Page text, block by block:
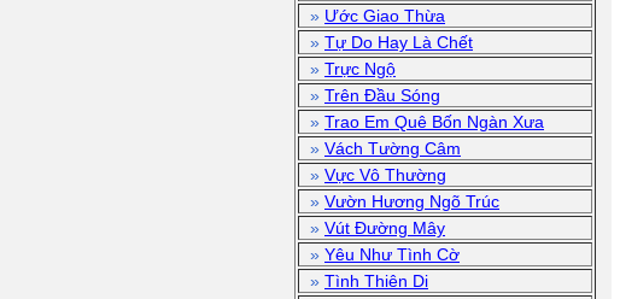
» Ước Giao Thừa
» Tự Do Hay Là Chết
» Trực Ngộ
» Trên Đầu Sóng
» Trao Em Quê Bốn Ngàn Xưa
» Vách Tường Câm
» Vực Vô Thường
» Vườn Hương Ngõ Trúc
» Vút Đường Mây
» Yêu Như Tình Cờ
» Tình Thiên Di